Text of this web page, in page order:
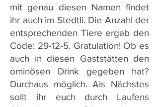
mit genau diesen Namen findet
ihr auch im Stedtli. Die Anzahl der
entsprechenden Tiere ergab den
Code: 29-12-5. Gratulation! Ob es
auch in diesen Gaststätten den
ominösen Drink gegeben hat?
Durchaus möglich. Als Nächstes
sollt ihr euch durch Laufens